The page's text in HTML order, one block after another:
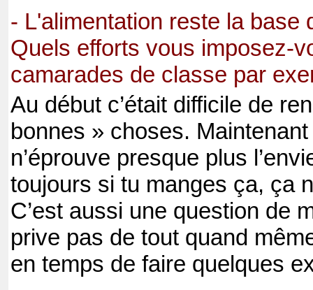
- L'alimentation reste la base
Quels efforts vous imposez-
camarades de classe par
Au début c’était difficile de
bonnes » choses.
n’éprouve presque plus
toujours si tu manges ça, ça
C’est aussi une question de
prive pas de tout quand
en temps de faire quelques